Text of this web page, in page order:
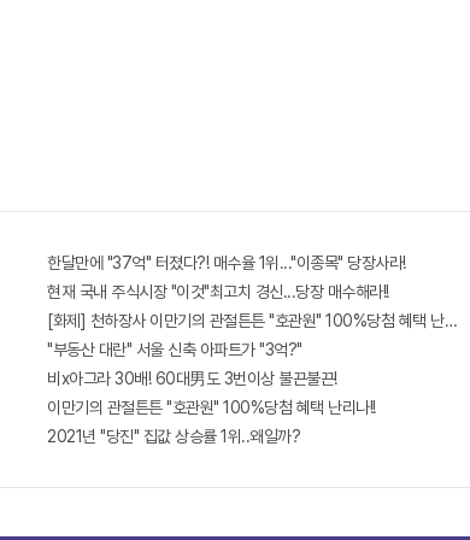
인해라!
더니..경악!
한달만에 "37억" 터졌다?! 매수율 1위..."이종목" 당장사라!
현재 국내 주식시장 "이것"최고치 경신...당장 매수해라!!
[화제] 천하장사 이만기의 관절튼튼 "호관원" 100%당첨 혜택 난리나!!
"부동산 대란" 서울 신축 아파트가 "3억?"
비x아그라 30배! 60대男도 3번이상 불끈불끈!
이만기의 관절튼튼 "호관원" 100%당첨 혜택 난리나!!
2021년 "당진" 집값 상승률 1위..왜일까?